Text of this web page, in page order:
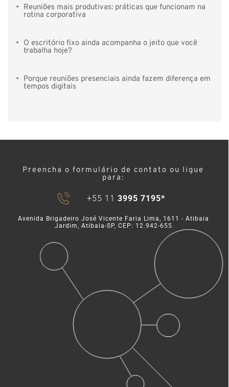
Reuniões mais produtivas: práticas que funcionam na
rotina corporativa
O escritório fixo ainda acompanha o jeito que você
trabalha hoje?
Porque reuniões presenciais ainda fazem diferença em
tempos digitais
Preencha o formulário de contato ou ligue
para:
+55 11 3995 7195*
Avenida Brigadeiro José Vicente Faria Lima, 1611 - Atibaia
Jardim, Atibaia-SP, CEP: 12.942-655